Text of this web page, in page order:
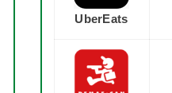
UberEats